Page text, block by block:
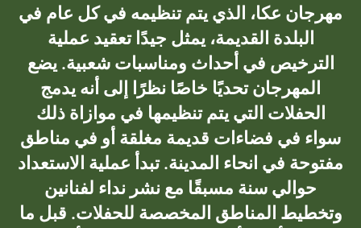
مهرجان عكا، الذي يتم تنظيمه في كل عام في
البلدة القديمة، يمثل جيدًا تعقيد عملية
الترخيص في أحداث ومناسبات شعبية. يضع
المهرجان تحديًا خاصًا نظرًا إلى أنه يدمج
الحفلات التي يتم تنظيمها في موازاة ذلك
سواء في فضاءات قديمة مغلقة أو في مناطق
مفتوحة في انحاء المدينة. تبدأ عملية الاستعداد
حوالي سنة مسبقًا مع نشر نداء لفنانين
وتخطيط المناطق المخصصة للحفلات. قبل ما